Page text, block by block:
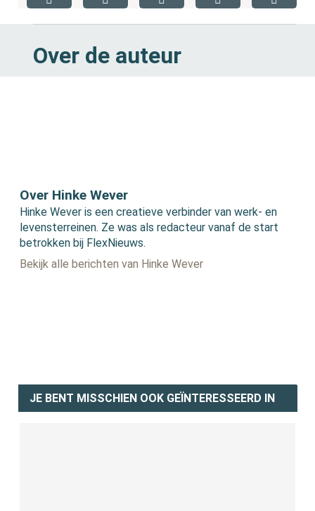
Over de auteur
Over Hinke Wever
Hinke Wever is een creatieve verbinder van werk- en
levensterreinen. Ze was als redacteur vanaf de start
betrokken bij FlexNieuws.
Bekijk alle berichten van Hinke Wever
JE BENT MISSCHIEN OOK GEÏNTERESSEERD IN